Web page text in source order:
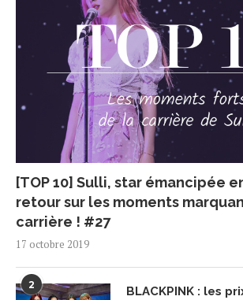
[TOP 10] Sulli, star émancipée
retour sur les moments
carrière ! #27
17 octobre 2019
2
BLACKPINK : les